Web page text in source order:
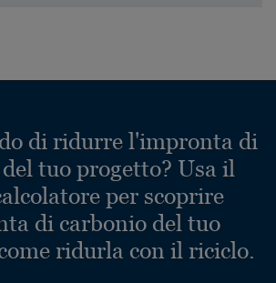
di ridurre l'impronta di
tuo progetto? Usa il
per scoprire
di carbonio del tuo
ridurla con il riciclo.